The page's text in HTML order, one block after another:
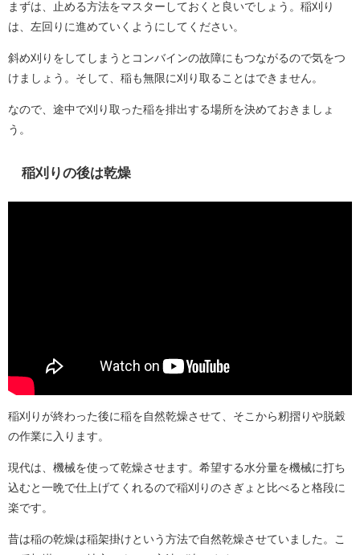
まずは、止める方法をマスターしておくと良いでしょう。稲刈り
は、左回りに進めていくようにしてください。
斜め刈りをしてしまうとコンバインの故障にもつながるので気をつ
けましょう。そして、稲も無限に刈り取ることはできません。
なので、途中で刈り取った稲を排出する場所を決めておきましょ
う。
稲刈りの後は乾燥
稲刈りが終わった後に稲を自然乾燥させて、そこから籾摺りや脱穀
の作業に入ります。
現代は、機械を使って乾燥させます。希望する水分量を機械に打ち
込むと一晩で仕上げてくれるので稲刈りのさぎょと比べると格段に
楽です。
昔は稲の乾燥は稲架掛けという方法で自然乾燥させていました。こ